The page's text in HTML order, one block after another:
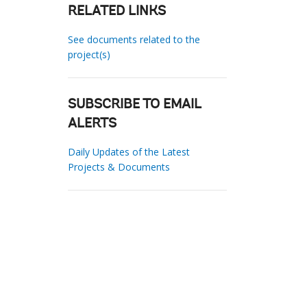
RELATED LINKS
See documents related to the
project(s)
SUBSCRIBE TO EMAIL
ALERTS
Daily Updates of the Latest
Projects & Documents